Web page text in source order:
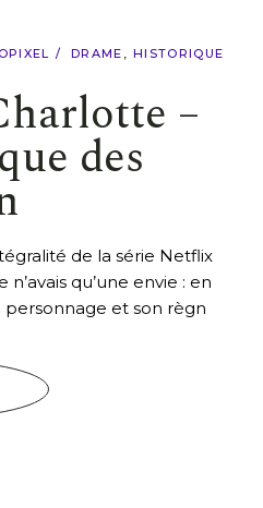
DRAME
HISTORIQUE
–
des
de la série Netflix
qu’une envie : en
et son règn